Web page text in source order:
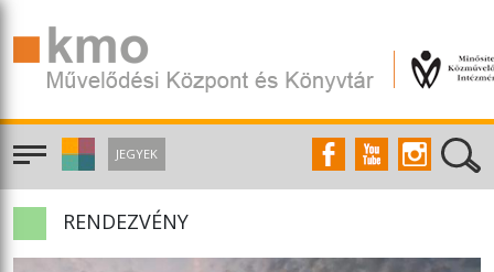
JEGYEK
RENDEZVÉNY